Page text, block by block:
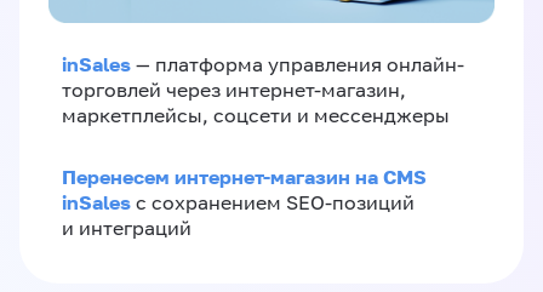
inSales — платформа управления онлайн-
торговлей через интернет-магазин,
маркетплейсы, соцсети и мессенджеры
Перенесем интернет-магазин на CMS
inSales с сохранением SEO-позиций
и интеграций